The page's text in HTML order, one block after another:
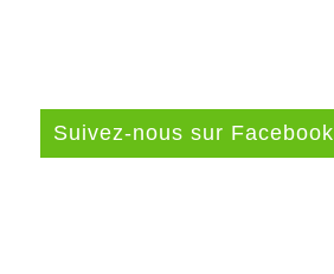
Suivez-nous sur Facebook